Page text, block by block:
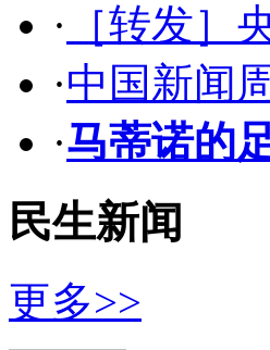
· ［转发］
·中国新闻
·马蒂诺的
民生新闻
更多>>